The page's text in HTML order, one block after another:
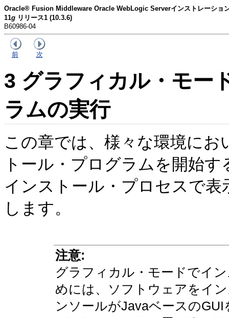
Oracle® Fusion Middleware Oracle WebLogic Serverインストレーショ
11g リリース1 (10.3.6)
B60986-04
前 次
3 グラフィカル・モー
ラムの実行
この章では、様々な環境に
トール・プログラムを開始
インストール・プロセスで
します。
注意:
グラフィカル・モードでイ
めには、ソフトウェアをイ
ンソールがJavaベースの